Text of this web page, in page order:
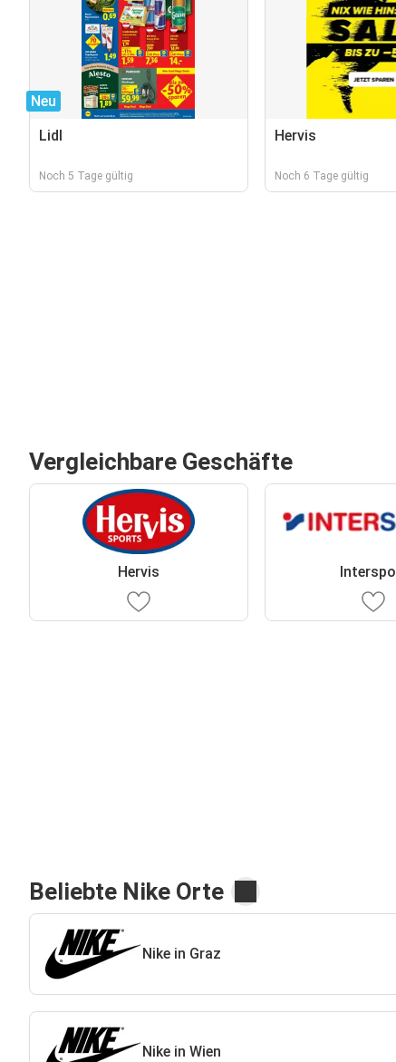
Neu
Lidl
Noch 5 Tage gültig
Hervis
Noch 6 Tage gültig
Vergleichbare Geschäfte
Hervis
Beliebte Nike Orte
Nike in Graz
Nike in Wien